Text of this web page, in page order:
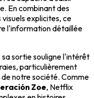
En combinant des
explicites, ce
l'information détaillée
sortie souligne l'intérêt
particulièrement
notre société. Comme
Zoe, Netflix